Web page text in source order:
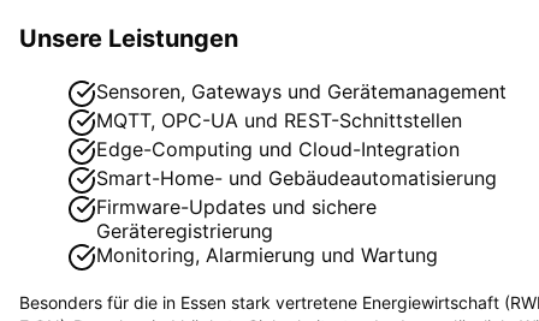
Unsere Leistungen
Sensoren, Gateways und Gerätemanagement
MQTT, OPC-UA und REST-Schnittstellen
Edge-Computing und Cloud-Integration
Smart-Home- und Gebäudeautomatisierung
Firmware-Updates und sichere
Geräteregistrierung
Monitoring, Alarmierung und Wartung
Besonders für die in Essen stark vertretene Energiewirtschaft